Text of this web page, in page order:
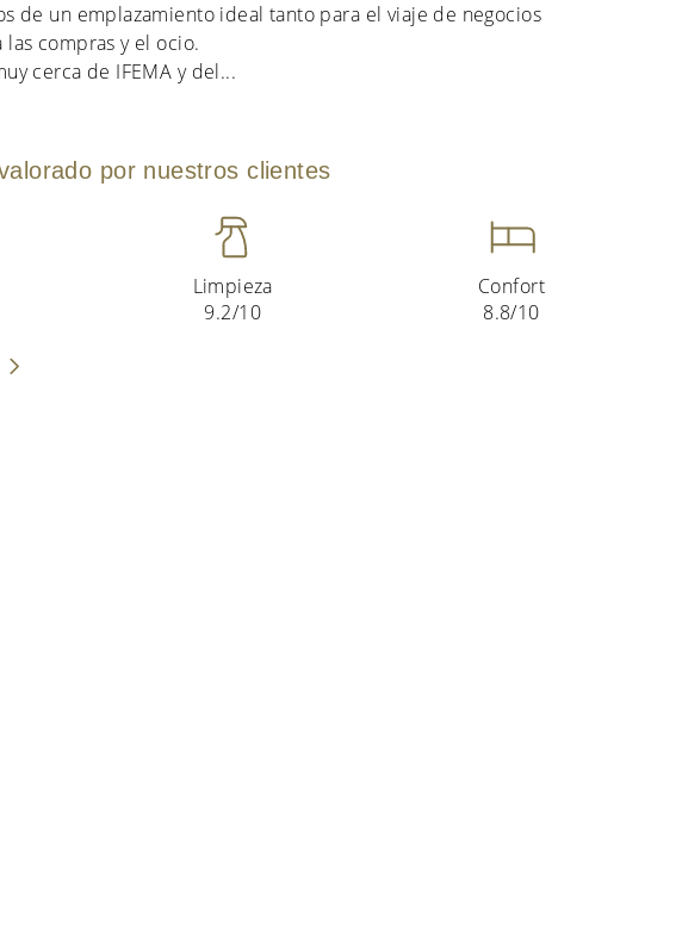
de un emplazamiento ideal tanto para el viaje de negocios
las compras y el ocio.
cerca de IFEMA y del...
por nuestros clientes
Limpieza
9.2/10
Confort
8.8/10